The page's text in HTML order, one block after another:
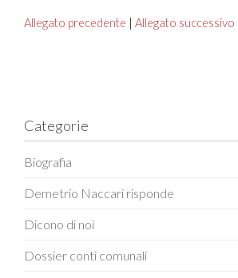
Allegato precedente | Allegato successivo
Categorie
Biografia
Demetrio Naccari risponde
Dicono di noi
Dossier conti comunali